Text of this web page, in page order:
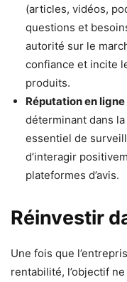
(articles, vidéos,
questions et
autorité sur le
confiance et incite
produits.
Réputation en ligne
déterminant dans
essentiel de
d’interagir
plateformes d’avis.
Réinvestir
Une fois que
rentabilité, l’objectif